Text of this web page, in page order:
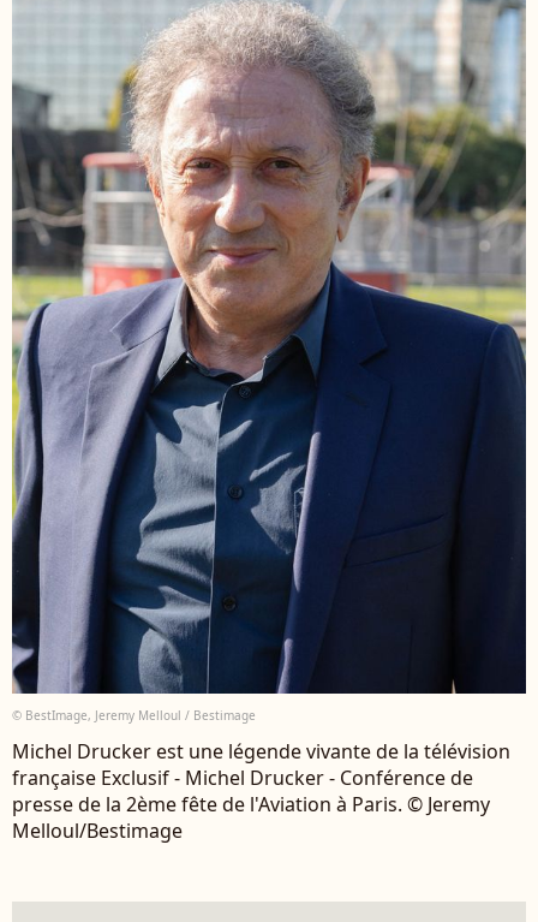
© BestImage, Jeremy Melloul / Bestimage
Michel Drucker est une légende vivante de la télévision
française Exclusif - Michel Drucker - Conférence de
presse de la 2ème fête de l'Aviation à Paris. © Jeremy
Melloul/Bestimage